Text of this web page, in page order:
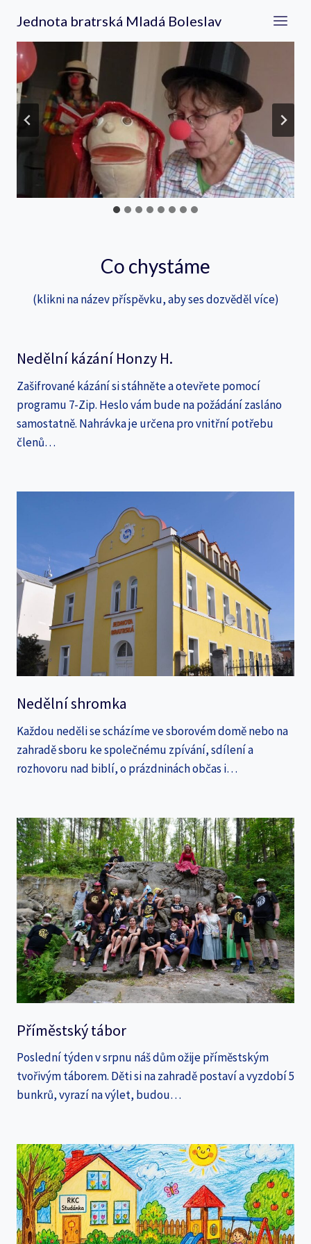
obsah
Jednota bratrská Mladá Boleslav
Co chystáme
(klikni na název příspěvku, aby ses dozvěděl více)
Nedělní kázání Honzy H.
Zašifrované kázání si stáhněte a otevřete pomocí
programu 7-Zip. Heslo vám bude na požádání zasláno
samostatně. Nahrávka je určena pro vnitřní potřebu
členů…
Nedělní shromka
Každou neděli se scházíme ve sborovém domě nebo na
zahradě sboru ke společnému zpívání, sdílení a
rozhovoru nad biblí, o prázdninách občas i…
Příměstský tábor
Poslední týden v srpnu náš dům ožije příměstským
tvořivým táborem. Děti si na zahradě postaví a vyzdobí 5
bunkrů, vyrazí na výlet, budou…